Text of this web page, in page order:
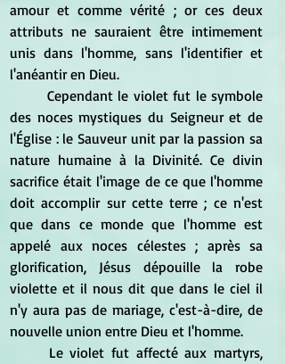
amour et comme vérité ; or ces deux
attributs ne sauraient être intimement
unis dans l'homme, sans l'identifier et
l'anéantir en Dieu.
des noces mystiques du Seigneur et de
l'Église : le Sauveur unit par la passion sa
nature humaine à la Divinité. Ce divin
sacrifice était l'image de ce que l'homme
doit accomplir sur cette terre ; ce n'est
que dans ce monde que l'homme est
appelé aux noces célestes ; après sa
glorification, Jésus dépouille la robe
violette et il nous dit que dans le ciel il
n'y aura pas de mariage, c'est-à-dire, de
nouvelle union entre Dieu et l'homme.